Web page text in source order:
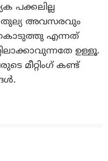
പക്കലില്ല
തുല്യ അവസരവും
കൊടുത്തു എന്നത്
ഉള്ളൂ.
മീറ്റിംഗ് കണ്ട്